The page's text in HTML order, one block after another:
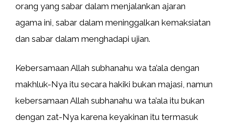
orang yang sabar dalam menjalankan ajaran
agama ini, sabar dalam meninggalkan kemaksiatan
dan sabar dalam menghadapi ujian.
Kebersamaan Allah subhanahu wa ta’ala dengan
makhluk-Nya itu secara hakiki bukan majasi, namun
kebersamaan Allah subhanahu wa ta’ala itu bukan
dengan zat-Nya karena keyakinan itu termasuk